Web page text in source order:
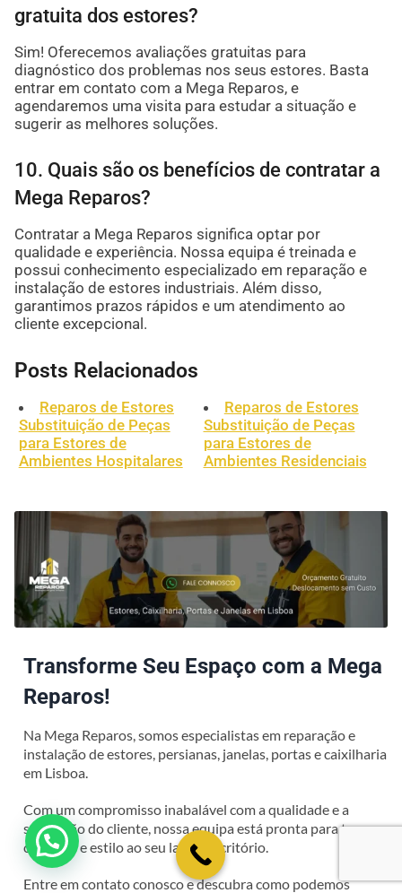
gratuita dos estores?
Sim! Oferecemos avaliações gratuitas para
diagnóstico dos problemas nos seus estores. Basta
entrar em contato com a Mega Reparos, e
agendaremos uma visita para estudar a situação e
sugerir as melhores soluções.
10. Quais são os benefícios de contratar a
Mega Reparos?
Contratar a Mega Reparos significa optar por
qualidade e experiência. Nossa equipa é treinada e
possui conhecimento especializado em reparação e
instalação de estores industriais. Além disso,
garantimos prazos rápidos e um atendimento ao
cliente excepcional.
Posts Relacionados
Reparos de Estores
Substituição de Peças
para Estores de
Ambientes Hospitalares
Reparos de Estores
Substituição de Peças
para Estores de
Ambientes Residenciais
Transforme Seu Espaço com a Mega
Reparos!
Na Mega Reparos, somos especialistas em reparação e
instalação de estores, persianas, janelas, portas e caixilharia
em Lisboa.
Com um compromisso inabalável com a qualidade e a
satisfação do cliente, nossa equipa está pronta para trazer
conforto e estilo ao seu lar ou escritório.
Entre em contato conosco e descubra como podemos
💬 Como podemos ajudar?